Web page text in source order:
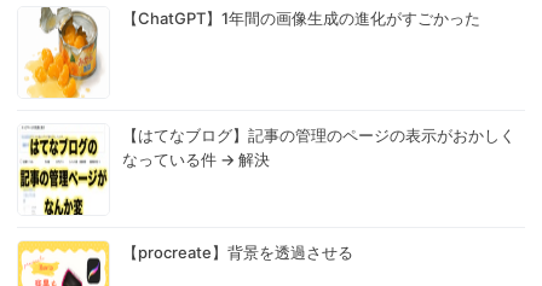
【ChatGPT】1年間の画像生成の進化がすごかった
【はてなブログ】記事の管理のページの表示がおかしく
なっている件 → 解決
【procreate】背景を透過させる